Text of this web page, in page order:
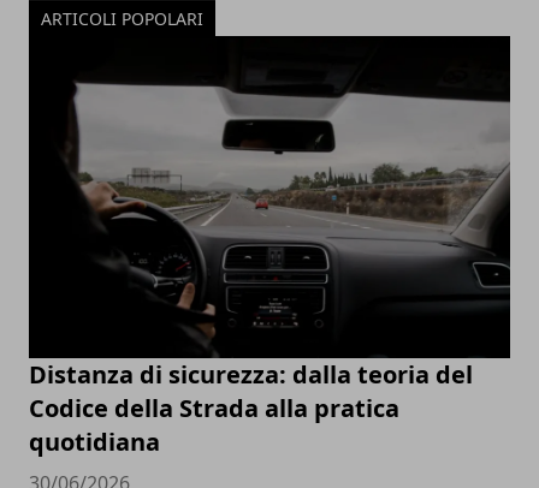
ARTICOLI POPOLARI
Distanza di sicurezza: dalla teoria del
Codice della Strada alla pratica
quotidiana